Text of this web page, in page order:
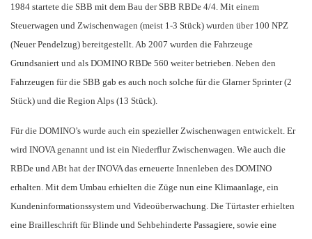
1984 startete die SBB mit dem Bau der SBB RBDe 4/4. Mit einem
Steuerwagen und Zwischenwagen (meist 1-3 Stück) wurden über 100 NPZ
(Neuer Pendelzug) bereitgestellt. Ab 2007 wurden die Fahrzeuge
Grundsaniert und als DOMINO RBDe 560 weiter betrieben. Neben den
Fahrzeugen für die SBB gab es auch noch solche für die Glarner Sprinter (2
Stück) und die Region Alps (13 Stück).
Für die DOMINO’s wurde auch ein spezieller Zwischenwagen entwickelt. Er
wird INOVA genannt und ist ein Niederflur Zwischenwagen. Wie auch die
RBDe und ABt hat der INOVA das erneuerte Innenleben des DOMINO
erhalten. Mit dem Umbau erhielten die Züge nun eine Klimaanlage, ein
Kundeninformationssystem und Videoüberwachung. Die Türtaster erhielten
eine Brailleschrift für Blinde und Sehbehinderte Passagiere, sowie eine